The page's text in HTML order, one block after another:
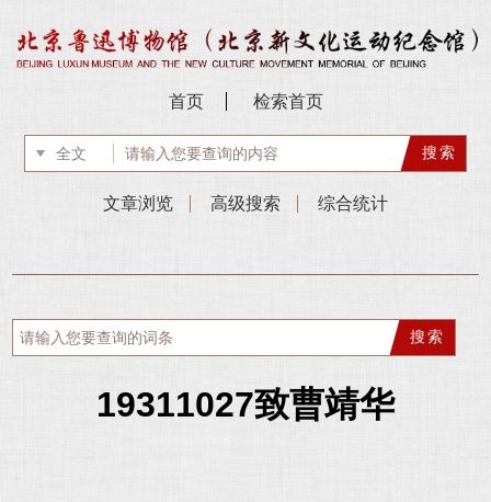
首页 检索首页
文章浏览 高级搜索 综合统计
19311027致曹靖华